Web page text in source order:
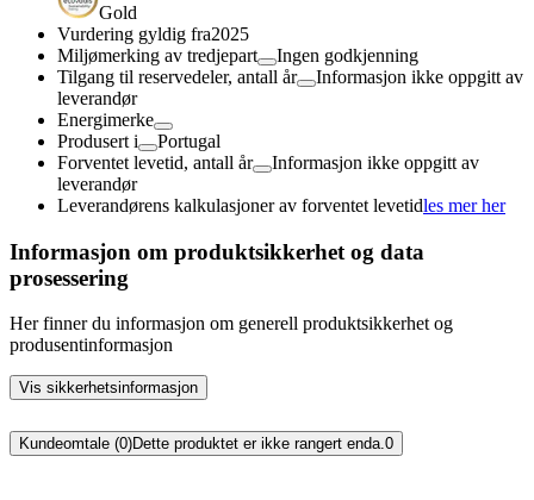
Gold
Vurdering gyldig fra2025
Miljømerking av tredjepart
Ingen godkjenning
Tilgang til reservedeler, antall år
Informasjon ikke oppgitt av
leverandør
Energimerke
Produsert i
Portugal
Forventet levetid, antall år
Informasjon ikke oppgitt av
leverandør
Leverandørens kalkulasjoner av forventet levetidles mer her
Informasjon om produktsikkerhet og data
prosessering
Her finner du informasjon om generell produktsikkerhet og
produsentinformasjon
Vis sikkerhetsinformasjon
Kundeomtale (0)Dette produktet er ikke rangert enda.0